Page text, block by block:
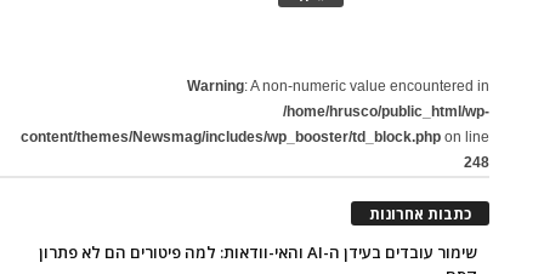
Warning: A non-numeric value encountered in
/home/hrusco/public_html/wp-
content/themes/Newsmag/includes/wp_booster/td_block.php on line
248
כתבות אחרונות
שימור עובדים בעידן ה-AI והאי-וודאות: למה פיטורים הם לא פתרון